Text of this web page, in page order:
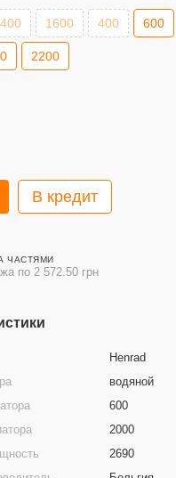
1600 400 600
2200
В кредит
ЧАСТЯМИ
по 2 572.50 грн
Henrad
водяной
600
2000
2690